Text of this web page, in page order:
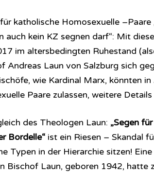
katholische Homosexuelle –Paare
auch kein KZ segnen darf“: Mit
im altersbedingten Ruhestand
Andreas Laun von Salzburg sich
wie Kardinal Marx, könnten
Paare zulassen, weitere Details
des Theologen Laun: „Segen
Bordelle“ ist ein Riesen – Skandal
Typen in der Hierarchie sitzen!
Bischof Laun, geboren 1942, hatte